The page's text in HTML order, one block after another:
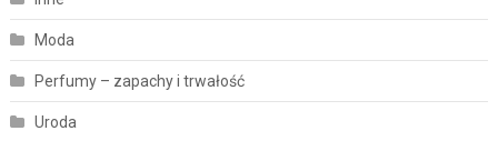
Moda
Perfumy – zapachy i trwałość
Uroda